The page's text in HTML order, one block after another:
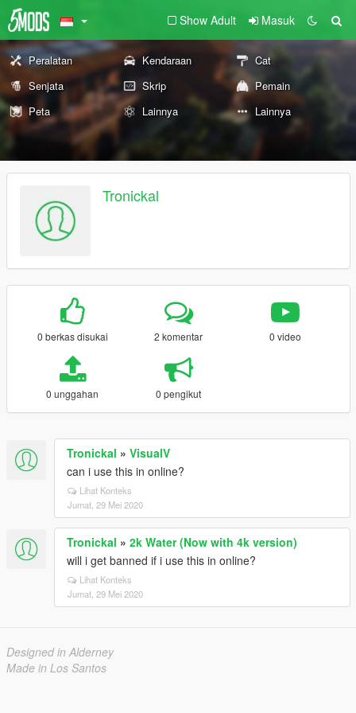
Show Adult Masuk
Peralatan Kendaraan
Cat
Senjata
Skrip
Pemain
Peta
Lainnya Lainnya
Tronickal
0 berkas disukai 2 komentar 0 video
0 unggahan 0 pengikut
Tronickal » VisualV
can i use this in online?
Lihat Konteks
Jumat, 29 Mei 2020
Tronickal » 2k Water (Now with 4k version)
will i get banned if i use this in online?
Lihat Konteks
Jumat, 29 Mei 2020
Designed in Alderney
Made in Los Santos